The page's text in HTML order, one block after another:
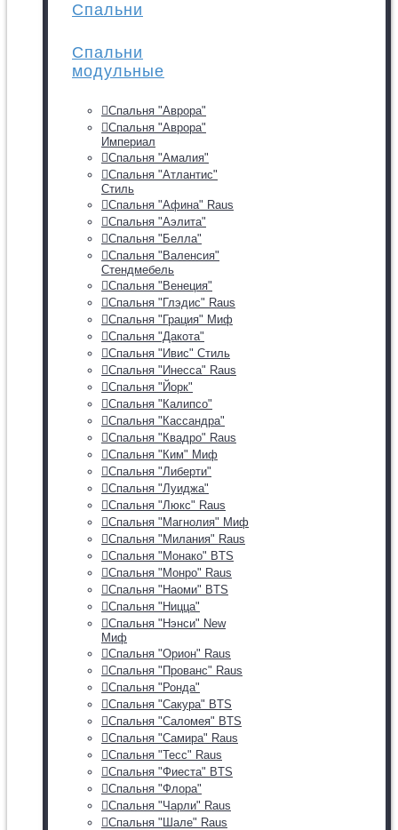
Спальни
Спальни
модульные
Спальня "Аврора"
Спальня "Аврора"
Империал
Спальня "Амалия"
Спальня "Атлантис"
Стиль
Спальня "Афина" Raus
Спальня "Аэлита"
Спальня "Белла"
Спальня "Валенсия"
Стендмебель
Спальня "Венеция"
Спальня "Глэдис" Raus
Спальня "Грация" Миф
Спальня "Дакота"
Спальня "Ивис" Стиль
Спальня "Инесса" Raus
Спальня "Йорк"
Спальня "Калипсо"
Спальня "Кассандра"
Спальня "Квадро" Raus
Спальня "Ким" Миф
Спальня "Либерти"
Спальня "Луиджа"
Спальня "Люкс" Raus
Спальня "Магнолия" Миф
Спальня "Милания" Raus
Спальня "Монако" BTS
Спальня "Монро" Raus
Спальня "Наоми" BTS
Спальня "Ницца"
Спальня "Нэнси" New
Миф
Спальня "Орион" Raus
Спальня "Прованс" Raus
Спальня "Ронда"
Спальня "Сакура" BTS
Спальня "Саломея" BTS
Спальня "Самира" Raus
Спальня "Тесс" Raus
Спальня "Фиеста" BTS
Спальня "Флора"
Спальня "Чарли" Raus
Спальня "Шале" Raus